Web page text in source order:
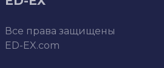
Все права защищены
ED-EX.com